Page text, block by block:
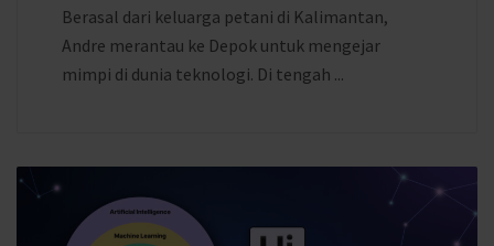
Berasal dari keluarga petani di Kalimantan,
Andre merantau ke Depok untuk mengejar
mimpi di dunia teknologi. Di tengah ...